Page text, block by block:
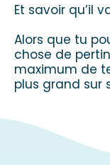
Et savoir qu’il
Alors que tu
chose de
maximum de
plus grand sur